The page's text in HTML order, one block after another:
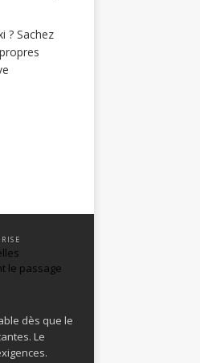
? Sachez
le passage
dès que le
Le